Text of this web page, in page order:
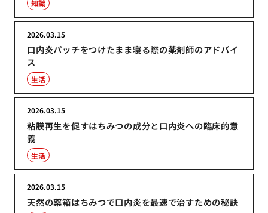
知識
口内炎パッチをつけたまま寝る際の薬剤師のアドバイ
ス
2026.03.15
生活
粘膜再生を促すはちみつの成分と口内炎への臨床的意
義
2026.03.15
生活
天然の薬箱はちみつで口内炎を最速で治すための秘訣
2026.03.15